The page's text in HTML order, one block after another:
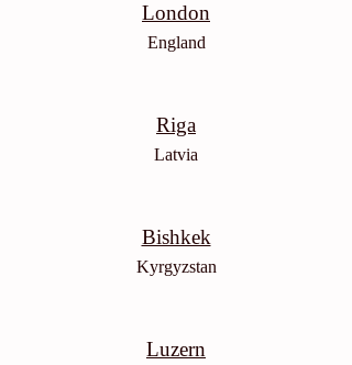
London
England
Riga
Latvia
Bishkek
Kyrgyzstan
Luzern